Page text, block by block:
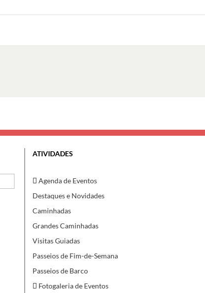
ATIVIDADES
Agenda de Eventos
Destaques e Novidades
Caminhadas
Grandes Caminhadas
Visitas Guiadas
Passeios de Fim-de-Semana
Passeios de Barco
Fotogaleria de Eventos